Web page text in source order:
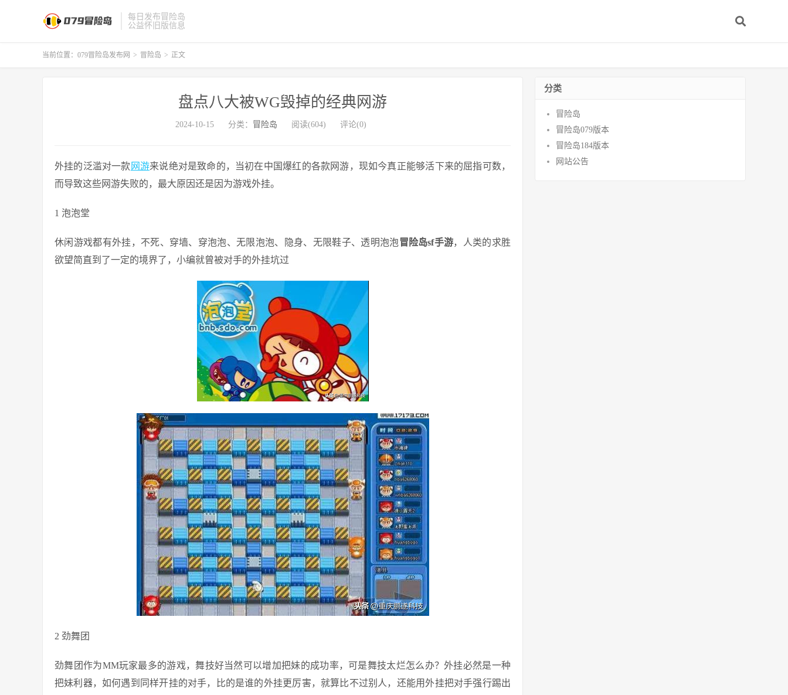
每日发布冒险岛
公益怀旧版信息
当前位置： 079冒险岛发布网 > 冒险岛 > 正文
盘点八大被WG毁掉的经典网游
2024-10-15 分类： 冒险岛 阅读(604) 评论(0)
外挂的泛滥对一款 网游来说绝对是致命的，当初在中国爆红的各款网游，现如今真正能够活下来的屈指可数，
而导致这些网游失败的，最大原因还是因为游戏外挂。
1 泡泡堂
休闲游戏都有外挂，不死、穿墙、穿泡泡、无限泡泡、隐身、无限鞋子、透明泡泡 冒险岛sf手游，人类的求胜
欲望简直到了一定的境界了，小编就曾被对手的外挂坑过
2 劲舞团
劲舞团作为MM玩家最多的游戏，舞技好当然可以增加把妹的成功率，可是舞技太烂怎么办？外挂必然是一种
把妹利器，如何遇到同样开挂的对手，比的是谁的外挂更厉害，就算比不过别人，还能用外挂把对手强行踢出
分类
冒险岛
冒险岛079版本
冒险岛184版本
网站公告